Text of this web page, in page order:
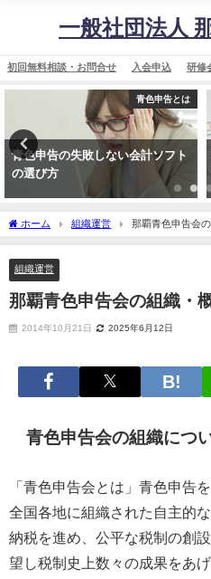
一般社団法人
初回無料相談・お問合せ 入会申込 研修
青色申告とは
い会計ソフト
事業主の確定申告
ホーム 組織運営 那覇青色申告会
組織運営
那覇青色申告会の組織・
2014年10月21日 2025年6月12日
青色申告会の組織につ
「青色申告会とは」青色申告
全国各地に組織された自主的
納税を進め、公平な税制の創
望し税制史上数々の成果をあげ